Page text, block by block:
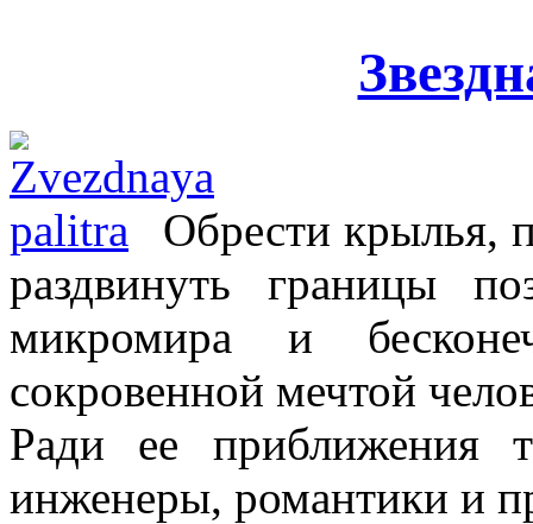
Обрести крылья,
раздвинуть границы
микромира и
сокровенной мечтой
Ради ее приближения
инженеры, романтики и